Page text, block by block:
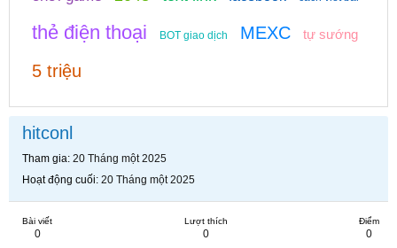
thẻ điện thoại BOT giao dịch MEXC tự sướng
5 triệu
hitconl
Tham gia 20 Tháng một 2025
Hoạt động cuối 20 Tháng một 2025
Bài viết
0
Lượt thích
0
Điểm
0